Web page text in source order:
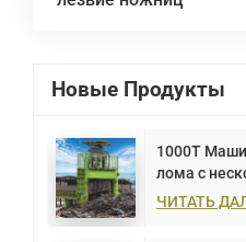
Новые Продукты
1000T
лома с
лезвиями
ЧИТАТЬ